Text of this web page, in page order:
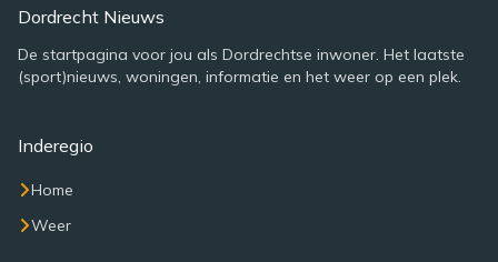
Dordrecht Nieuws
De startpagina voor jou als Dordrechtse inwoner. Het laatste
(sport)nieuws, woningen, informatie en het weer op een plek.
Inderegio
Home
Weer